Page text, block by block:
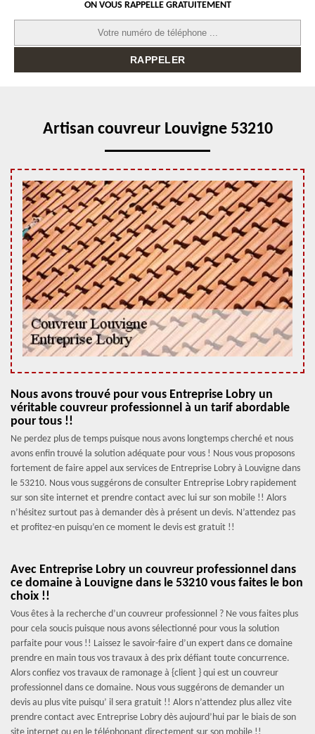
ON VOUS RAPPELLE GRATUITEMENT
Artisan couvreur Louvigne 53210
Nous avons trouvé pour vous Entreprise Lobry un
véritable couvreur professionnel à un tarif abordable
pour tous !!
Ne perdez plus de temps puisque nous avons longtemps cherché et nous
avons enfin trouvé la solution adéquate pour vous ! Nous vous proposons
fortement de faire appel aux services de Entreprise Lobry à Louvigne dans
le 53210. Nous vous suggérons de consulter Entreprise Lobry rapidement
sur son site internet et prendre contact avec lui sur son mobile !! Alors
n’hésitez surtout pas à demander dès à présent un devis. N’attendez pas
et profitez-en puisqu’en ce moment le devis est gratuit !!
Avec Entreprise Lobry un couvreur professionnel dans
ce domaine à Louvigne dans le 53210 vous faites le bon
choix !!
Vous êtes à la recherche d’un couvreur professionnel ? Ne vous faites plus
pour cela soucis puisque nous avons sélectionné pour vous la solution
parfaite pour vous !! Laissez le savoir-faire d’un expert dans ce domaine
prendre en main tous vos travaux à des prix défiant toute concurrence.
Alors confiez vos travaux de ramonage à {client } qui est un couvreur
professionnel dans ce domaine. Nous vous suggérons de demander un
devis au plus vite puisqu’ il sera gratuit !! Alors n’attendez plus allez vite
prendre contact avec Entreprise Lobry dès aujourd’hui par le biais de son